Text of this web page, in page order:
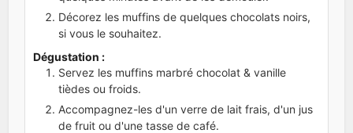
Décorez les muffins de quelques chocolats noirs,
si vous le souhaitez.
Dégustation :
Servez les muffins marbré chocolat & vanille
tièdes ou froids.
Accompagnez-les d'un verre de lait frais, d'un jus
de fruit ou d'une tasse de café.